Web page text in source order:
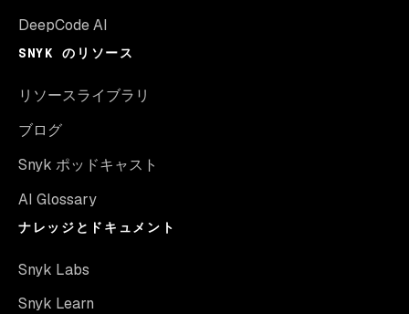
DeepCode AI
SNYK のリソース
リソースライブラリ
ブログ
Snyk ポッドキャスト
AI Glossary
ナレッジとドキュメント
Snyk Labs
Snyk Learn